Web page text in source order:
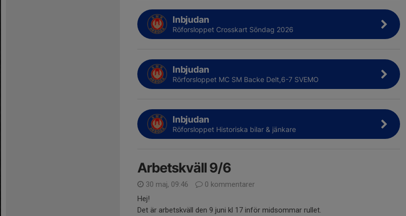
Inbjudan
Röforsloppet Crosskart Söndag 2026
Inbjudan
Rörforsloppet MC SM Backe Delt,6-7 SVEMO
Inbjudan
Röforsloppet Historiska bilar & jänkare
Arbetskväll 9/6
30 maj, 09:46
0 kommentarer
Hej!
Det är arbetskväll den 9 juni kl 17 inför midsommar rullet.